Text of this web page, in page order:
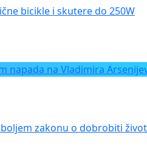
bicikle i skutere do 250W
napada na Vladimira
zakonu o dobrobiti